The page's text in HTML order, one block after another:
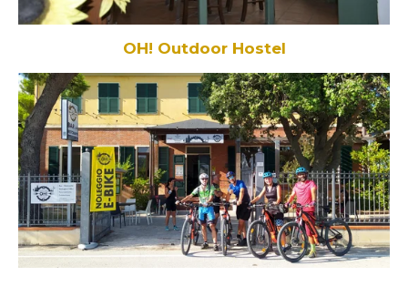
OH! Outdoor Hostel